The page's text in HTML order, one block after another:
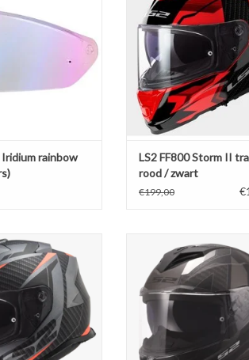
AAN WINKELWAGEN
Iridium rainbow
TOEVOEGEN AAN
LS2 FF800 Storm II
rood / zwart
€199,00
Storm II racer Matt
fluor oranje
AAN WINKELWAGEN
LS2 FF818 STORM III
/ Grijs
TOEVOEGEN AAN